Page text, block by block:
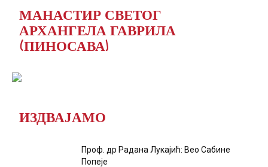
МАНАСТИР СВЕТОГ
АРХАНГЕЛА ГАВРИЛА
(ПИНОСАВА)
ИЗДВАЈАМО
Проф. др Радана Лукајић: Вео Сабине
Попеје